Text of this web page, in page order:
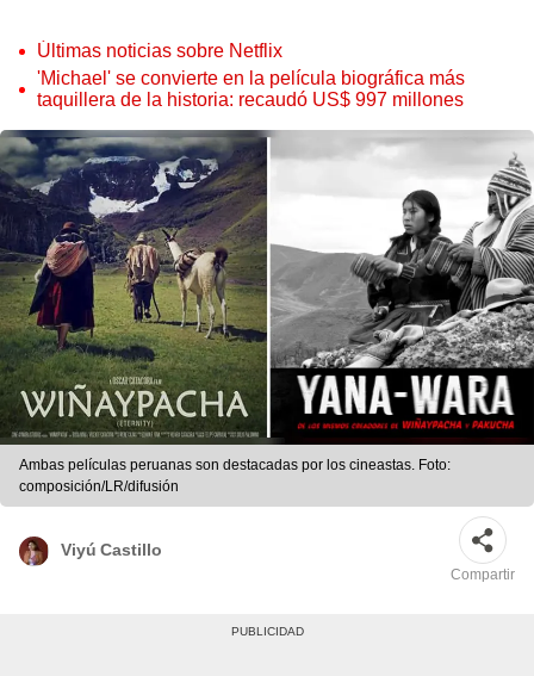
Últimas noticias sobre Netflix
'Michael' se convierte en la película biográfica más
taquillera de la historia: recaudó US$ 997 millones
Ambas películas peruanas son destacadas por los cineastas. Foto:
composición/LR/difusión
Viyú Castillo
Compartir